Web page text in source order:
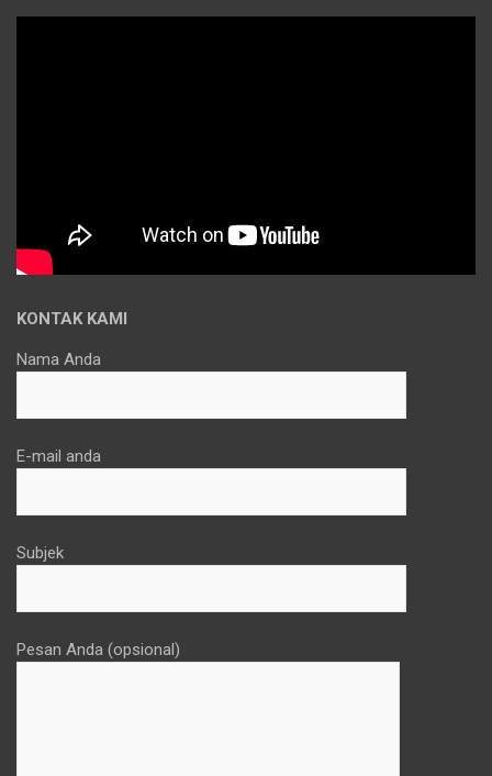
KONTAK KAMI
Nama Anda
E-mail anda
Subjek
Pesan Anda (opsional)